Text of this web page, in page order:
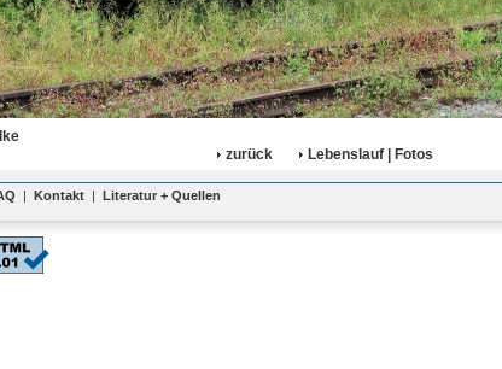
zurück
Lebenslauf | Fotos
| Kontakt | Literatur + Quellen